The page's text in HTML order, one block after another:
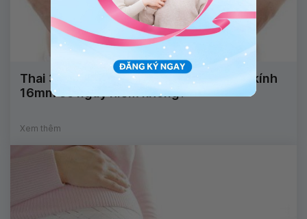
Thai 38 tuần giãn tĩnh mạch rốn đường kính
16mm có nguy hiểm không?
Xem thêm